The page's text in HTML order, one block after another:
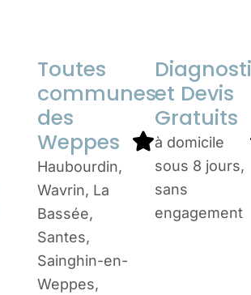
Toutes
communes
des
Weppes
Haubourdin,
Wavrin, La
Bassée,
Santes,
Sainghin-en-
Weppes,
et Devis
Gratuits
à domicile
sous 8 jours,
sans
engagement